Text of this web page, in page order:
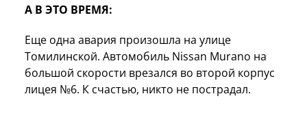
А В ЭТО ВРЕМЯ:
Еще одна авария произошла на улице
Томилинской. Автомобиль Nissan Murano на
большой скорости врезался во второй корпус
лицея №6. К счастью, никто не пострадал.